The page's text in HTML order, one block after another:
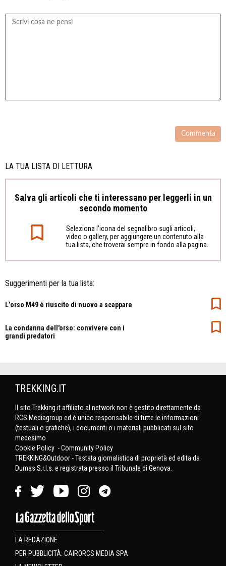
LA TUA LISTA DI LETTURA
Salva gli articoli che ti interessano per leggerli in un
secondo momento
Seleziona l’icona del segnalibro sugli articoli,
video o gallery, per aggiungere un contenuto alla
tua lista, che troverai sempre in fondo alla pagina.
Suggerimenti per la tua lista:
L’orso M49 è riuscito di nuovo a scappare
La condanna dell'orso: convivere con i
grandi predatori
TREKKING.IT
Il sito Trekking.it affiliato al network non è gestito direttamente da
RCS Mediagroup ed è unico responsabile di tutte le informazioni
(testuali o grafiche), i documenti o i materiali pubblicati sul sito
medesimo
Cookie Policy -Community Policy
TREKKING&Outdoor - Testata giornalistica di proprietà ed edita da
Dumas S.r.l.s. e registrata presso il Tribunale di Genova.
LA REDAZIONE
PER PUBBLICITÀ: CAIRORCS MEDIA SPA